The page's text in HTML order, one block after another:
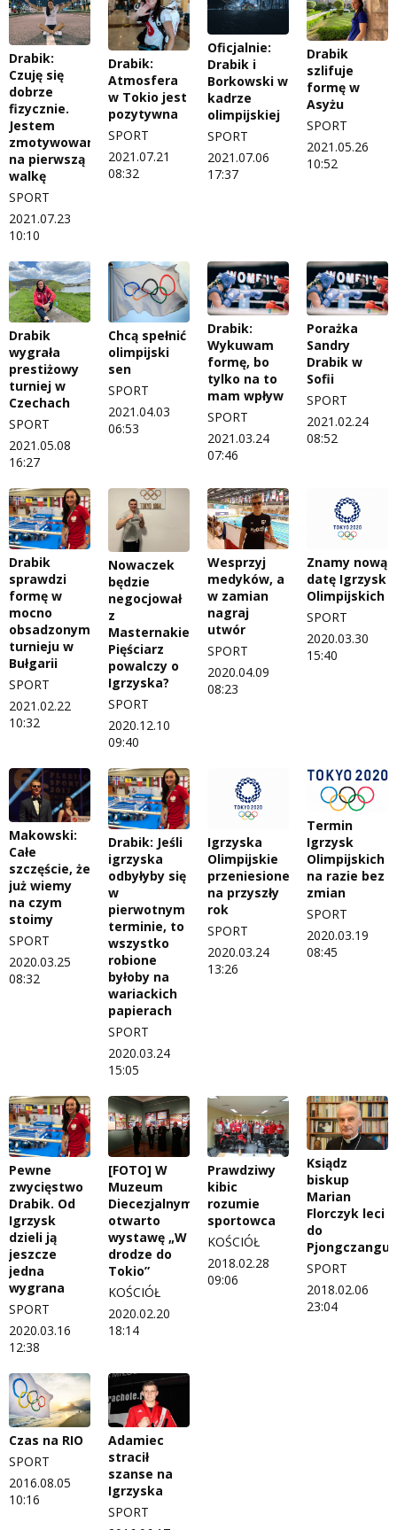
Drabik:
Czuję się
dobrze
fizycznie.
Jestem
zmotywowana
na pierwszą
walkę
SPORT
2021.07.23
10:10
Drabik:
Atmosfera
w Tokio jest
pozytywna
SPORT
2021.07.21
08:32
Oficjalnie:
Drabik i
Borkowski w
kadrze
olimpijskiej
SPORT
2021.07.06
17:37
Drabik
szlifuje
formę w
Asyżu
SPORT
2021.05.26
10:52
Drabik
wygrała
prestiżowy
turniej w
Czechach
SPORT
2021.05.08
16:27
Chcą spełnić
olimpijski
sen
SPORT
2021.04.03
06:53
Drabik:
Wykuwam
formę, bo
tylko na to
mam wpływ
SPORT
2021.03.24
07:46
Porażka
Sandry
Drabik w
Sofii
SPORT
2021.02.24
08:52
Drabik
sprawdzi
formę w
mocno
obsadzonym
turnieju w
Bułgarii
SPORT
2021.02.22
10:32
Nowaczek
będzie
negocjował
z
Masternakiem.
Pięściarz
powalczy o
Igrzyska?
SPORT
2020.12.10
09:40
Wesprzyj
medyków, a
w zamian
nagraj
utwór
SPORT
2020.04.09
08:23
Znamy nową
datę Igrzysk
Olimpijskich
SPORT
2020.03.30
15:40
Makowski:
Całe
szczęście, że
już wiemy
na czym
stoimy
SPORT
2020.03.25
08:32
Drabik: Jeśli
igrzyska
odbyłyby się
w
pierwotnym
terminie, to
wszystko
robione
byłoby na
wariackich
papierach
SPORT
2020.03.24
15:05
Igrzyska
Olimpijskie
przeniesione
na przyszły
rok
SPORT
2020.03.24
13:26
Termin
Igrzysk
Olimpijskich
na razie bez
zmian
SPORT
2020.03.19
08:45
Pewne
zwycięstwo
Drabik. Od
Igrzysk
dzieli ją
jeszcze
jedna
wygrana
SPORT
2020.03.16
12:38
[FOTO] W
Muzeum
Diecezjalnym
otwarto
wystawę „W
drodze do
Tokio”
KOŚCIÓŁ
2020.02.20
18:14
Prawdziwy
kibic
rozumie
sportowca
KOŚCIÓŁ
2018.02.28
09:06
Ksiądz
biskup
Marian
Florczyk leci
do
Pjongczangu
SPORT
2018.02.06
23:04
Czas na RIO
SPORT
2016.08.05
10:16
Adamiec
stracił
szanse na
Igrzyska
SPORT